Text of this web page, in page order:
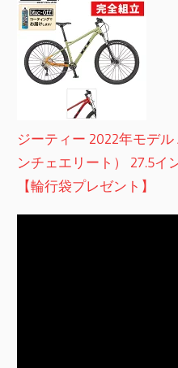
ジーティー 2022年モデル
ンチェエリート） 27.5イ
【輪行袋プレゼント】